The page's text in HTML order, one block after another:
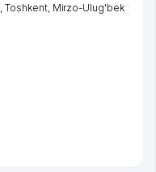
,Toshkent, Mirzo-Ulug'bek